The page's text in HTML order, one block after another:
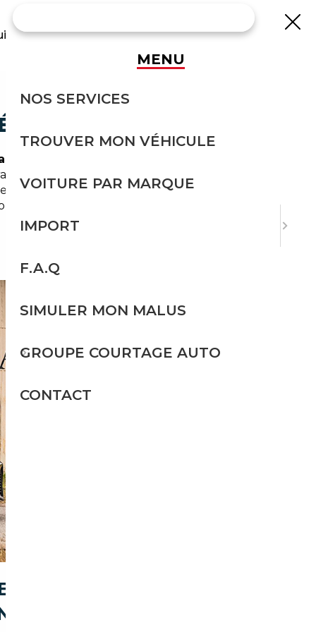
En tant que spécialiste local, nous
une compacte économique pour la ville, un
le prix.
POUR ACHETER UNE
MENU
NOS SERVICES
TROUVER MON VÉHICULE
VOITURE PAR MARQUE
IMPORT
F.A.Q
SIMULER MON MALUS
GROUPE COURTAGE AUTO
CONTACT